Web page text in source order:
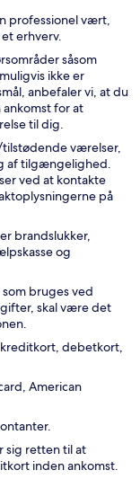
professionel vært,
erhverv.
såsom
ikke er
anbefaler vi, at du
for at
til dig.
værelser,
af tilgængelighed.
ved at kontakte
på
brandslukker,
og
bruges ved
skal være det
debetkort,
American
sig retten til at
inden ankomst.